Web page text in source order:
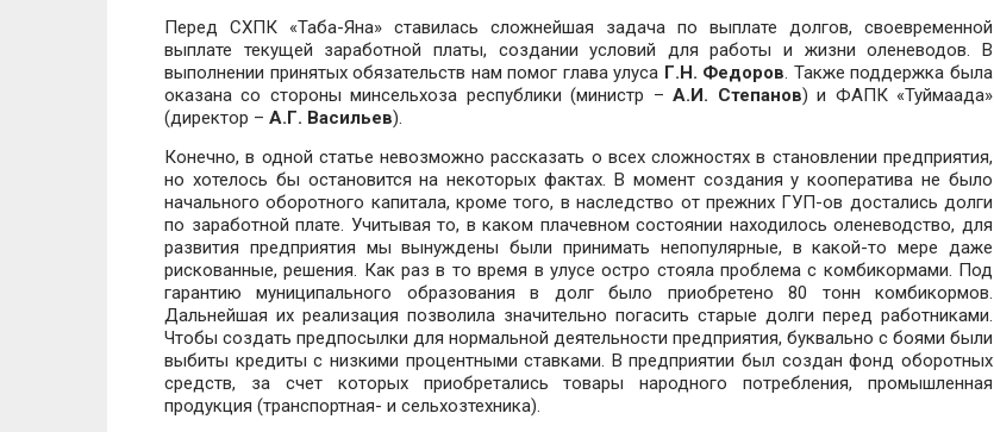
Перед СХПК «Таба-Яна» ставилась сложнейшая задача по выплате долгов, своевременной
выплате текущей заработной платы, создании условий для работы и жизни оленеводов. В
выполнении принятых обязательств нам помог глава улуса Г.Н. Федоров . Также поддержка была
оказана со стороны минсельхоза республики (министр –А.И. Степанов) и ФАПК «Туймаада»
(директор – А.Г. Васильев).
Конечно, в одной статье невозможно рассказать о всех сложностях в становлении предприятия,
но хотелось бы остановится на некоторых фактах. В момент создания у кооператива не было
начального оборотного капитала, кроме того, в наследство от прежних ГУП-ов достались долги
по заработной плате. Учитывая то, в каком плачевном состоянии находилось оленеводство, для
развития предприятия мы вынуждены были принимать непопулярные, в какой-то мере даже
рискованные, решения. Как раз в то время в улусе остро стояла проблема с комбикормами. Под
гарантию муниципального образования в долг было приобретено 80 тонн комбикормов.
Дальнейшая их реализация позволила значительно погасить старые долги перед работниками.
Чтобы создать предпосылки для нормальной деятельности предприятия, буквально с боями были
выбиты кредиты с низкими процентными ставками. В предприятии был создан фонд оборотных
средств, за счет которых приобретались товары народного потребления, промышленная
продукция (транспортная- и сельхозтехника).